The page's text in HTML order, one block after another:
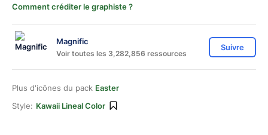
Comment créditer le graphiste ?
Magnific
Voir toutes les 3,282,856 ressources
Suivre
Plus d'icônes du pack Easter
Style: Kawaii Lineal Color